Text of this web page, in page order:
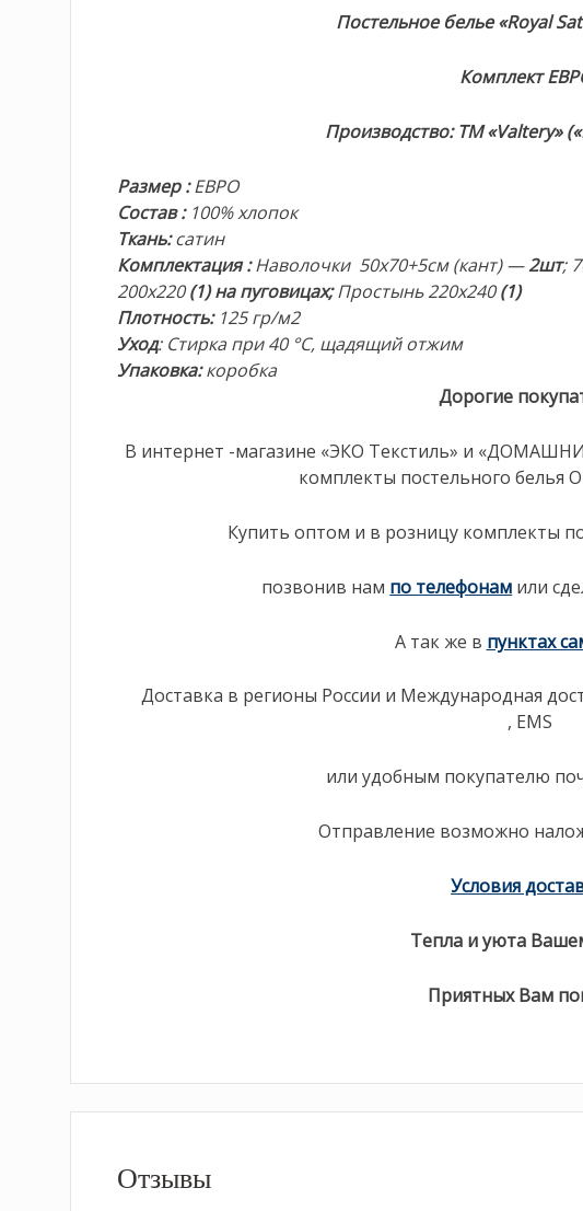
Постельное белье «Royal
Комплект
Производство: ТМ «Valtery»
Размер:ЕВРО
Состав: 100% хлопок
Ткань:сатин
Комплектация:Наволочки 50х70+5см (кант) —2шт;
200х220(1) на пуговицах;Простынь 220х240(1)
Плотность: 125 гр/м2
Уход: Стирка при 40 °С, щадящий отжим
Упаковка:коробка
Дорогие
В интернет -магазине «ЭКО Текстиль» и
комплекты постельного
Купить оптом и в розницу комплекты
позвонив нам по телефонам или
А так же в пунктах
Доставка в регионы России и Международная
, EMS
или удобным покупателю
Отправление возможно
Условия
Тепла и уюта
Приятных Вам
Отзывы